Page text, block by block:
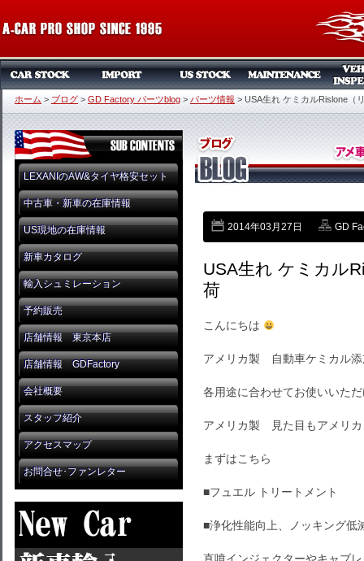
ホーム > ブログ > GD Factory パーツblog > パーツ情報 > USA生れ ケミカルRislone（
LEXANIのAW&タイヤ格安セット
中古車・新車の在庫情報
US現地の在庫情報
新車カタログ
輸入シュミレーション
予約販売
店舗情報 東京本店
店舗情報 GDFactory
会社概要
スタッフ紹介
アクセスマップ
お問合せ･ファンレター
2014年03月27日 GD
USA生れ ケミカル
荷
こんにちは
アメリカ製 自動車ケミカル
各用途に合わせてお使いいた
アメリカ製 見た目もアメリカ
まずはこちら
■フュエル トリートメント
■浄化性能向上、ノッキング低